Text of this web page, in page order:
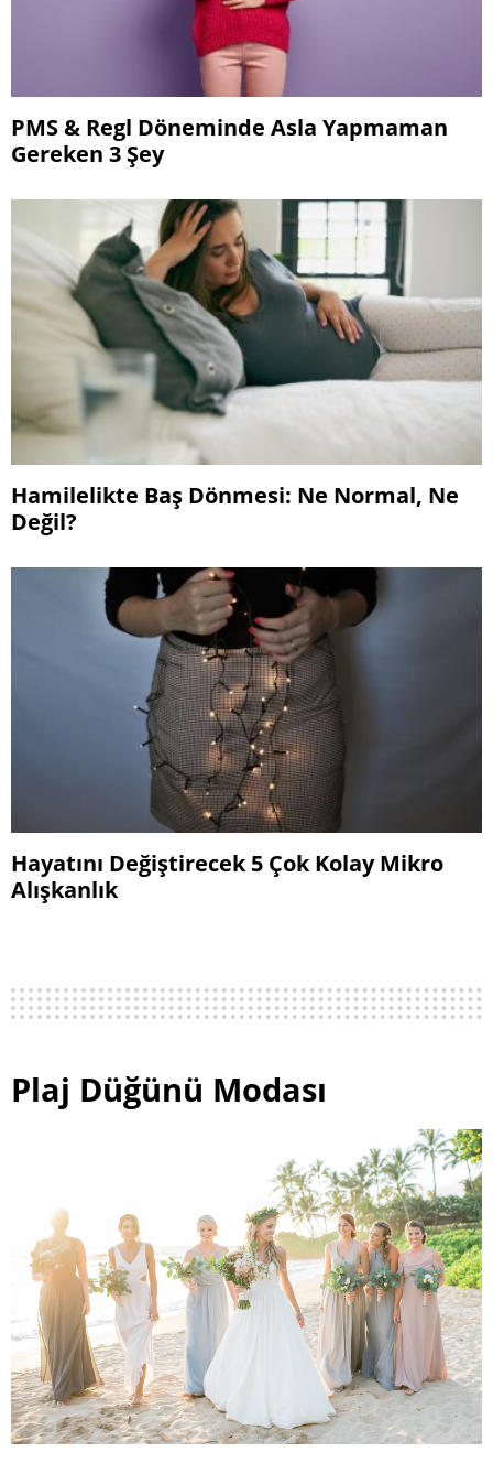
PMS & Regl Döneminde Asla Yapmaman
Gereken 3 Şey
Hamilelikte Baş Dönmesi: Ne Normal, Ne
Değil?
Hayatını Değiştirecek 5 Çok Kolay Mikro
Alışkanlık
Plaj Düğünü Modası